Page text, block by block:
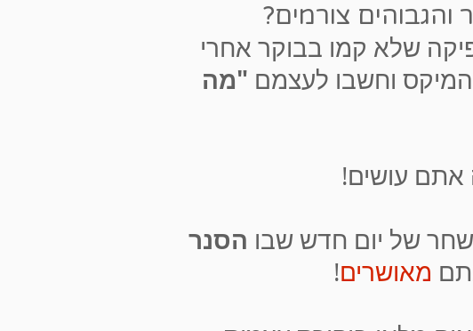
והגבוהים צורמים?
שלא קמו בבוקר אחרי
וחשבו לעצמם "מה
אתם עושים!
של יום חדש שבו הסנר
מאושרים!